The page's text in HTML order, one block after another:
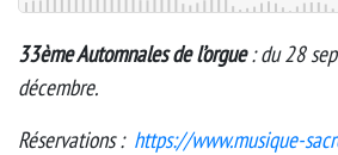
33ème Automnales de l’orgue: du 28
décembre.
Réservations : https://www.musique-